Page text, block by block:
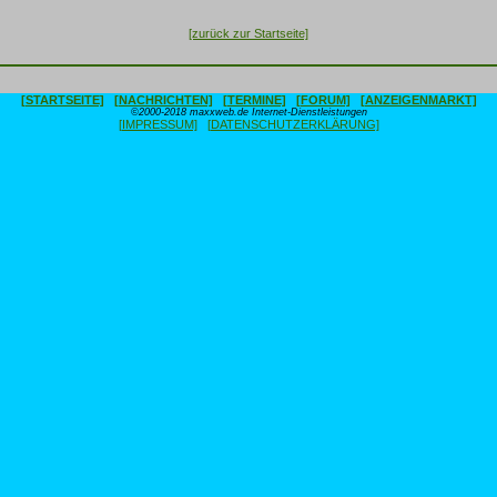
[zurück zur Startseite]
[STARTSEITE] [NACHRICHTEN] [TERMINE] [FORUM] [ANZEIGENMARKT]
©2000-2018 maxxweb.de Internet-Dienstleistungen
[IMPRESSUM] [DATENSCHUTZERKLÄRUNG]